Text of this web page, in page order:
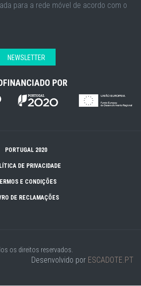
para a rede móvel de acordo com o
NEWSLETTER
POR
PORTUGAL 2020
DE PRIVACIDADE
E CONDIÇÕES
DE RECLAMAÇÕES
os direitos reservados.
Desenvolvido por ESCADOTE.PT